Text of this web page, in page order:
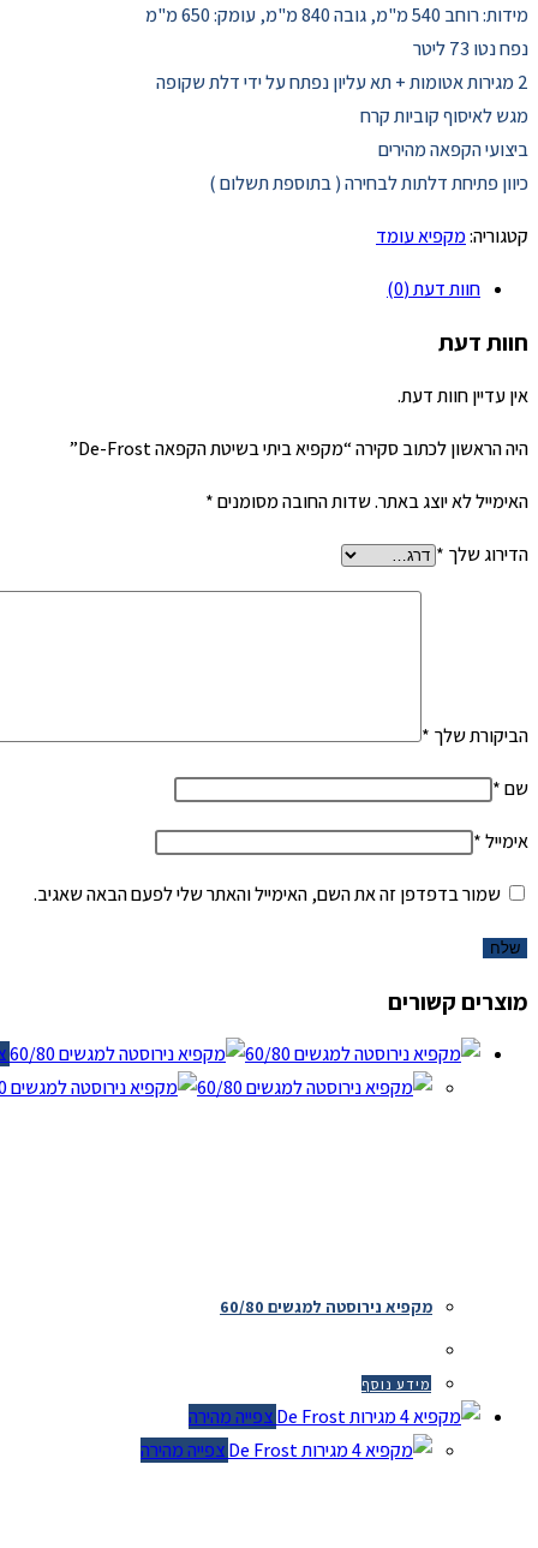
מידות: רוחב 540 מ"מ, גובה 840 מ"מ, עומק: 650 מ"מ
נפח נטו 73 ליטר
מגש לאיסוף קוביות קרח
ביצועי הקפאה מהירים
כיוון פתיחת דלתות לבחירה ( בתוספת תשלום )
קטגוריה:מקפיא עומד
חוות דעת (0)
חוות דעת
אין עדיין חוות דעת.
היה הראשון לכתוב סקירה “מקפיא ביתי בשיטת הקפאה De-Frost”
האימייל לא יוצג באתר.שדות החובה מסומנים*
הדירוג שלך*
הביקורת שלך*
שם*
אימייל*
שמור בדפדפן זה את השם, האימייל והאתר שלי לפעם הבאה שאגיב.
מוצרים קשורים
מקפיא נירוסטה למגשים 60/80
מידע נוסף
צפייה מהירה
צפייה מהירה